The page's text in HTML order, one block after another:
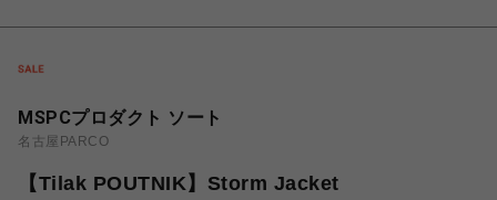
MSPCプロダクト ソート
名古屋PARCO
【Tilak POUTNIK】Storm Jacket